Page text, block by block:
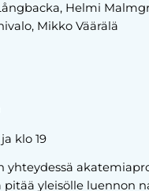
Helmi
Mikko Väärälä
ja klo 19
yhteydessä
pitää yleisölle luennon